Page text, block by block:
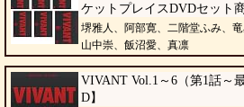
ケットプレイスDVDセット
堺雅人、阿部寛、二階堂ふみ、
山中崇、飯沼愛、真凛
VIVANT Vol.1～6（第1話～
D】